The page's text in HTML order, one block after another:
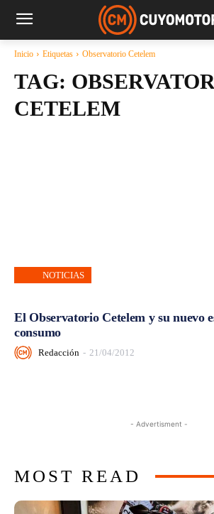
Inicio Etiquetas Observatorio Cetelem
TAG:
CETELEM
NOTICIAS
El Observatorio Cetelem y su nuevo
consumo
Redacción - 21/04/2012
- Advertisment -
MOST READ